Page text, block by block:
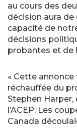
au cours des
décision aura de
capacité de
décisions
probantes et de
« Cette
réchauffée du
Stephen
l’ACEP. Les
Canada